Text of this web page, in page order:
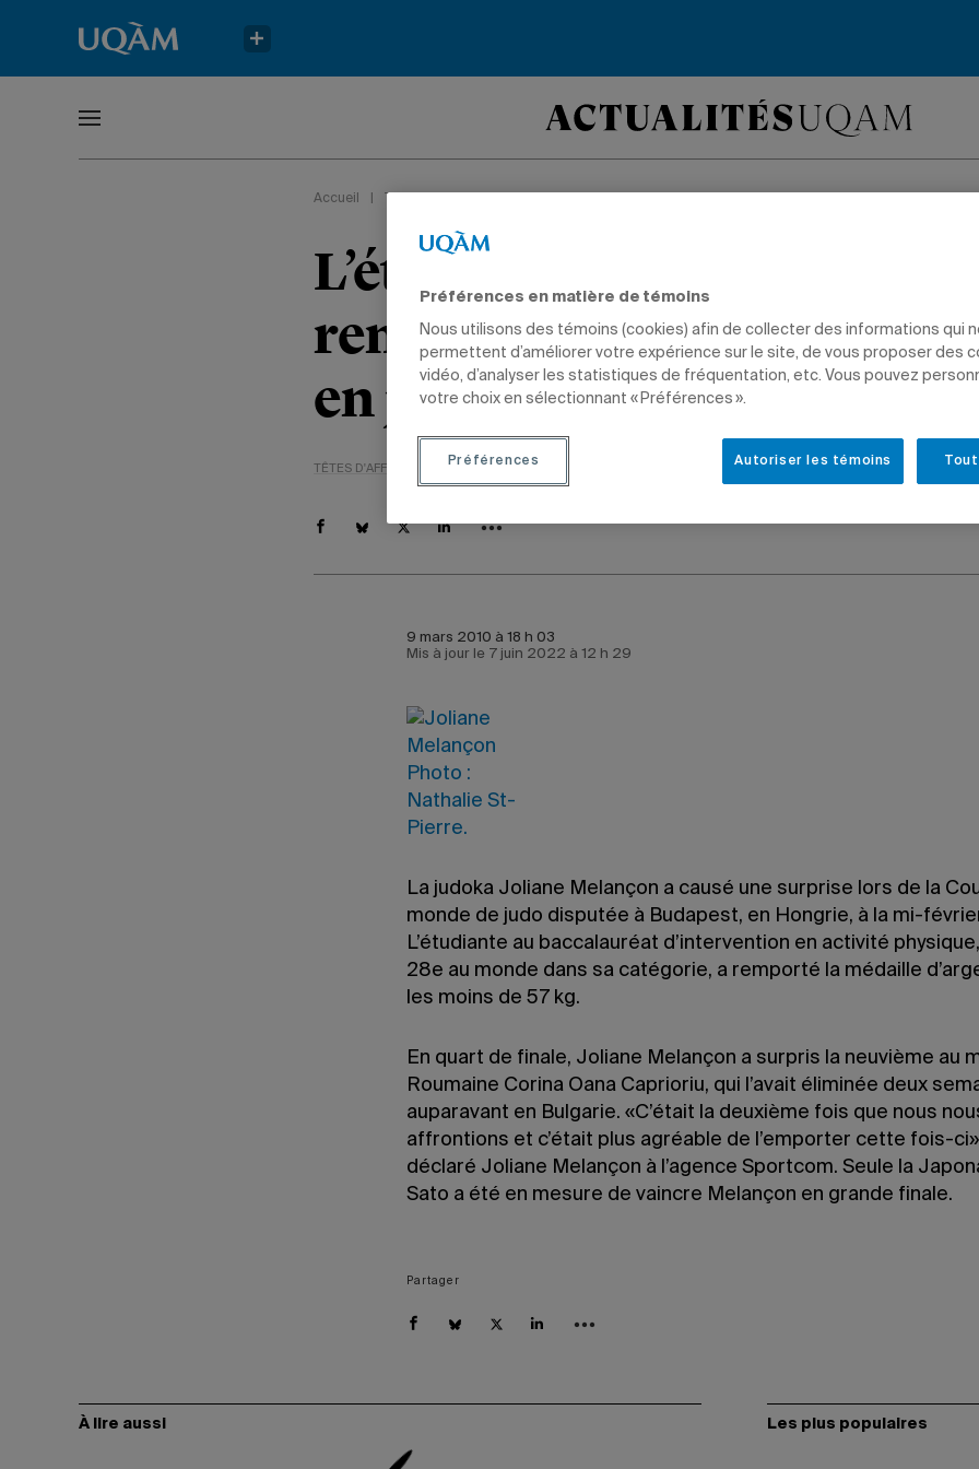
Accueil Têtes d'affiche
L’étudiante Joliane
remporte une médaille
en judo
TÊTES D'AFFICHE SPORTS PRIX ET DISTINCTIONS
9 mars 2010 à 18 h 03
Mis à jour le 7 juin 2022 à 12 h 29
La judoka Joliane Melançon a causé une surprise lors de la
monde de judo disputée à Budapest, en Hongrie, à la mi-
L’étudiante au baccalauréat d’intervention en activité
28e au monde dans sa catégorie, a remporté la médaille
les moins de 57 kg.
En quart de finale, Joliane Melançon a surpris la neuvième au
Roumaine Corina Oana Caprioriu, qui l’avait éliminée deux
auparavant en Bulgarie. «C’était la deuxième fois que nous
affrontions et c’était plus agréable de l’emporter cette fois-
déclaré Joliane Melançon à l’agence Sportcom. Seule la
Sato a été en mesure de vaincre Melançon en grande finale.
Partager
À lire aussi Les plus populaires
Préférences en matière de témoins
Nous utilisons des témoins (cookies) afin de collecter des informations qui
permettent d’améliorer votre expérience sur le site, de vous proposer des
vidéo, d’analyser les statistiques de fréquentation, etc. Vous pouvez
votre choix en sélectionnant « Préférences ».
Autoriser les témoins
Préférences